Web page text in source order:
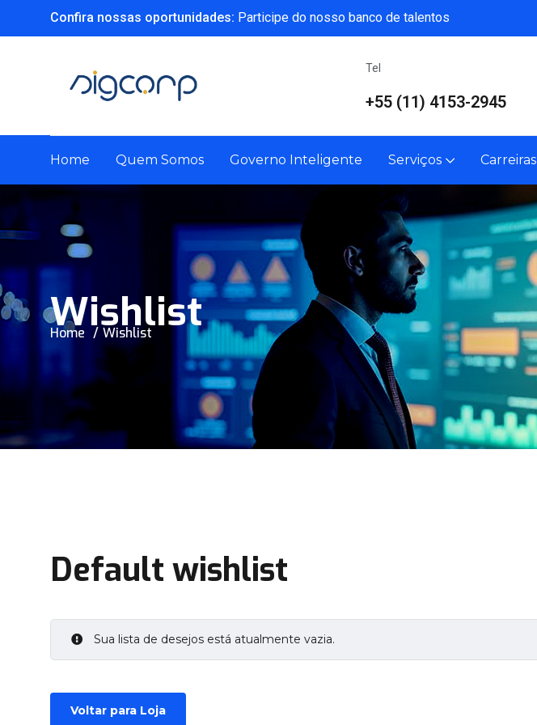
Confira nossas oportunidades: Participe do nosso banco de talentos
Tel
+55 (11) 4153-2945
Home Quem Somos Governo Inteligente Serviços Carreiras
Wishlist
Home Wishlist
Default wishlist
Sua lista de desejos está atualmente vazia.
Voltar para Loja